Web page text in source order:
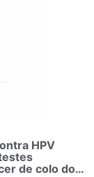
HPV
de colo do